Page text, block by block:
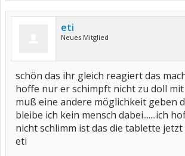
eti
Neues Mitglied
schön das ihr gleich reagiert das
hoffe nur er schimpft nicht zu doll
muß eine andere möglichkeit geben
bleibe ich kein mensch dabei.......ich
nicht schlimm ist das die tablette jetzt
eti